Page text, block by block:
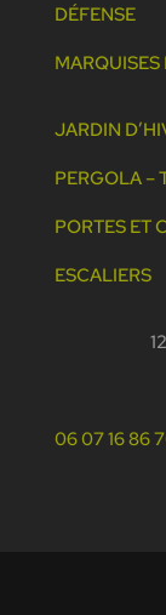
DÉFENSE
MARQUISES
JARDIN
PERGOLA –
PORTES ET
ESCALIERS
06 07 16 86